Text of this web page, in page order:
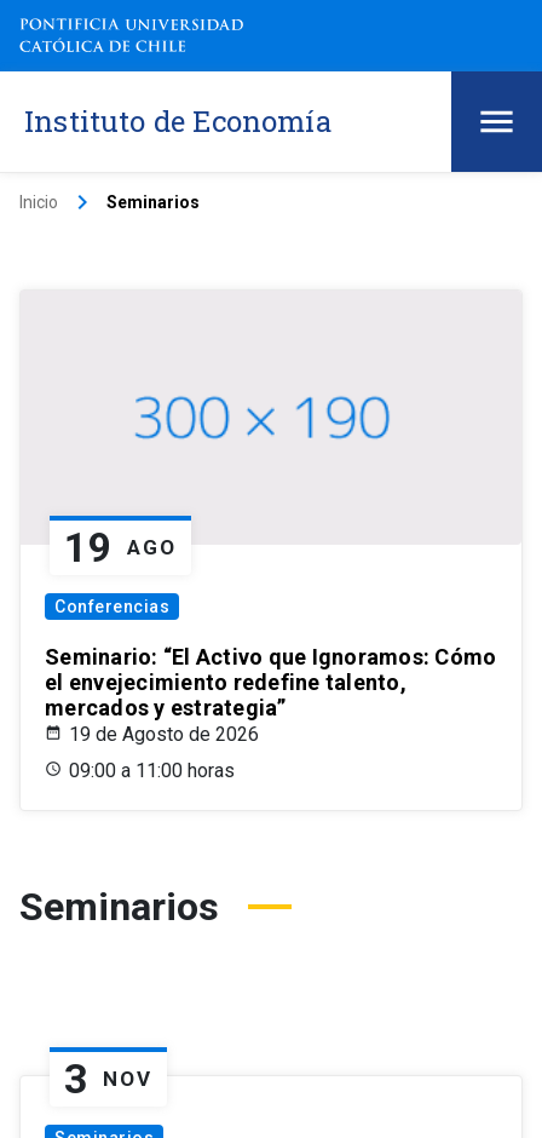
Instituto de Economía
Inicio keyboard_arrow_right Seminarios
19 AGO
Conferencias
Seminario: “El Activo que Ignoramos: Cómo
el envejecimiento redefine talento,
mercados y estrategia”
19 de Agosto de 2026
09:00 a 11:00 horas
Seminarios
3 NOV